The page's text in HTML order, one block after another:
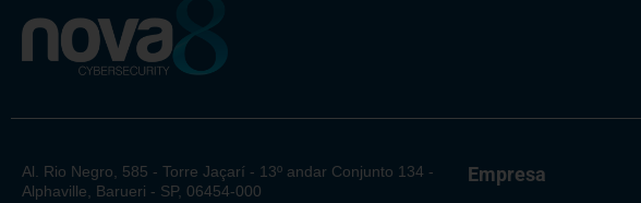
Al. Rio Negro, 585 - Torre Jaçarí - 13º andar Conjunto 134 -
Alphaville, Barueri - SP, 06454-000
Empresa